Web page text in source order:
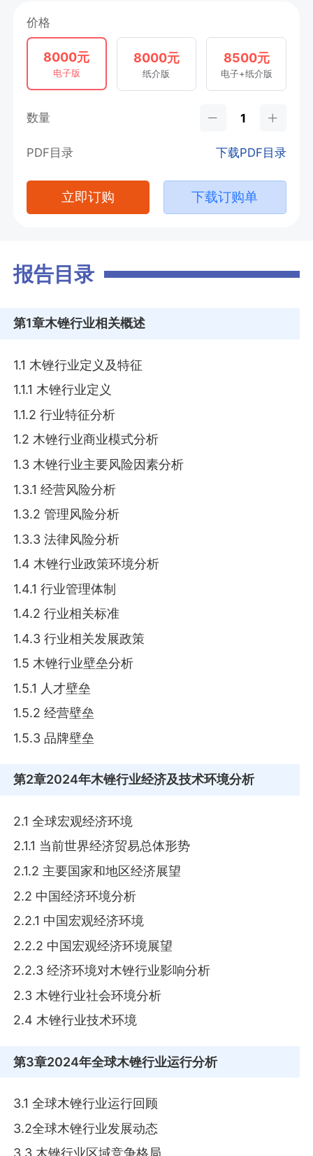
价格
8000元
电子版
8000元
纸介版
8500元
电子+纸介版
数量
PDF目录 下载PDF目录
立即订购 下载订购单
报告目录
第1章木锉行业相关概述
1.1 木锉行业定义及特征
1.1.1 木锉行业定义
1.1.2 行业特征分析
1.2 木锉行业商业模式分析
1.3 木锉行业主要风险因素分析
1.3.1 经营风险分析
1.3.2 管理风险分析
1.3.3 法律风险分析
1.4 木锉行业政策环境分析
1.4.1 行业管理体制
1.4.2 行业相关标准
1.4.3 行业相关发展政策
1.5 木锉行业壁垒分析
1.5.1 人才壁垒
1.5.2 经营壁垒
1.5.3 品牌壁垒
第2章2024年木锉行业经济及技术环境分析
2.1 全球宏观经济环境
2.1.1 当前世界经济贸易总体形势
2.1.2 主要国家和地区经济展望
2.2 中国经济环境分析
2.2.1 中国宏观经济环境
2.2.2 中国宏观经济环境展望
2.2.3 经济环境对木锉行业影响分析
2.3 木锉行业社会环境分析
2.4 木锉行业技术环境
第3章2024年全球木锉行业运行分析
3.1 全球木锉行业运行回顾
3.2全球木锉行业发展动态
3.3 木锉行业区域竞争格局